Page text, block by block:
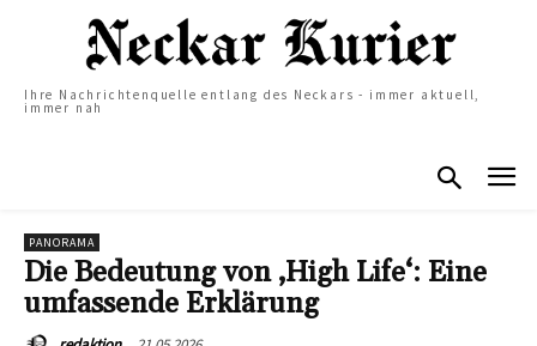
Ihre Nachrichtenquelle entlang des Neckars - immer aktuell,
immer nah
PANORAMA
Die Bedeutung von ‚High Life‘: Eine
umfassende Erklärung